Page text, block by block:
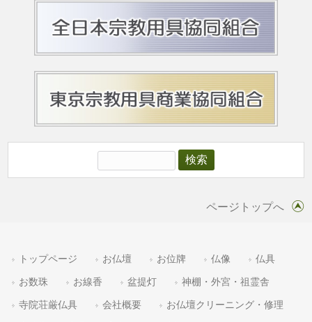
ページトップへ
トップページ お仏壇 お位牌 仏像 仏具
お数珠 お線香 盆提灯 神棚・外宮・祖霊舎
寺院荘厳仏具 会社概要 お仏壇クリーニング・修理